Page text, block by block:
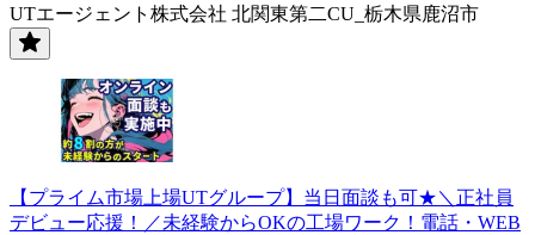
UTエージェント株式会社 北関東第二CU_栃木県鹿沼市
【プライム市場上場UTグループ】当日面談も可★＼正社員
デビュー応援！／未経験からOKの工場ワーク！電話・WEB